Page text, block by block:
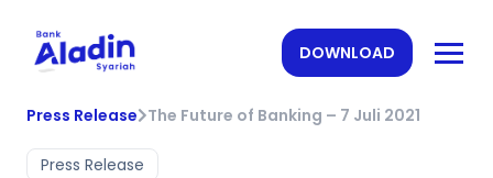
DOWNLOAD
Press Release The Future of Banking – 7 Juli 2021
Press Release